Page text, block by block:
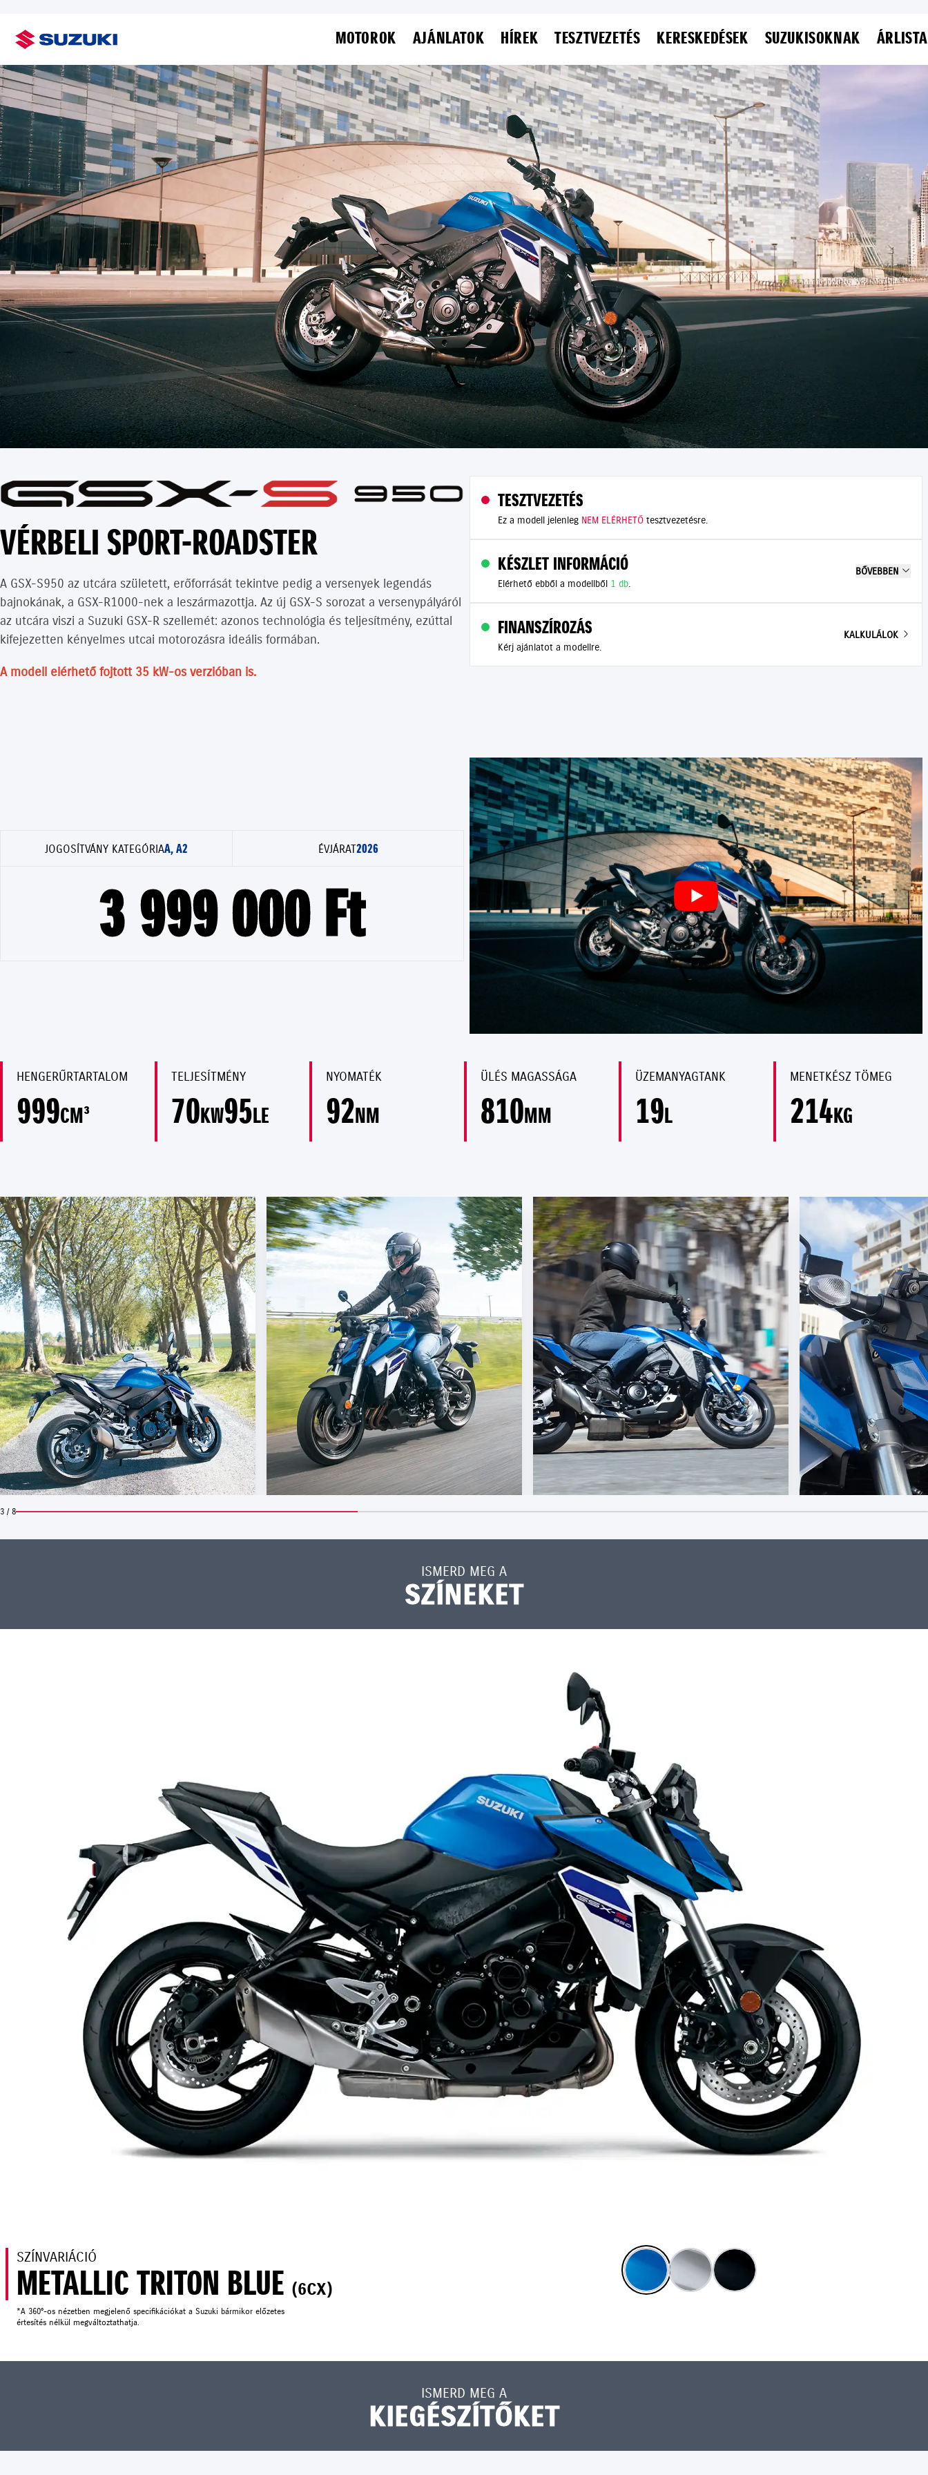
MOTOROK AJÁNLATOK HÍREK TESZTVEZETÉS KERESKEDÉSEK SUZUKISOKNAK ÁRLISTA
VÉRBELI SPORT-ROADSTER
A GSX-S950 az utcára született, erőforrását tekintve pedig a versenyek legendás
bajnokának, a GSX-R1000-nek a leszármazottja. Az új GSX-S sorozat a versenypályáról
az utcára viszi a Suzuki GSX-R szellemét: azonos technológia és teljesítmény, ezúttal
kifejezetten kényelmes utcai motorozásra ideális formában.
A modell elérhető fojtott 35 kW-os verzióban is.
TESZTVEZETÉS
Ez a modell jelenleg NEM ELÉRHETŐ tesztvezetésre.
KÉSZLET INFORMÁCIÓ
Elérhető ebből a modellből 1 db.
BŐVEBBEN
FINANSZÍROZÁS
Kérj ajánlatot a modellre.
KALKULÁLOK
JOGOSÍTVÁNY KATEGÓRIAA, A2 ÉVJÁRAT2026
3 999 000 Ft
HENGERŰRTARTALOM
999CM³
TELJESÍTMÉNY
70KW95LE
NYOMATÉK
92NM
ÜLÉS MAGASSÁGA
810MM
ÜZEMANYAGTANK
19L
MENETKÉSZ TÖMEG
214KG
3 / 8
ISMERD MEG A
SZÍNEKET
SZÍNVARIÁCIÓ
METALLIC TRITON BLUE (6CX)
*A 360°-os nézetben megjelenő specifikációkat a Suzuki bármikor előzetes
értesítés nélkül megváltoztathatja.
ISMERD MEG A
KIEGÉSZÍTŐKET